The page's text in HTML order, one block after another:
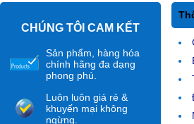
CHÚNG TÔI CAM KẾT
Sản phẩm, hàng hóa
chính hãng đa dạng
phong phú.
Luôn luôn giá rẻ &
khuyến mại không
ngừng.